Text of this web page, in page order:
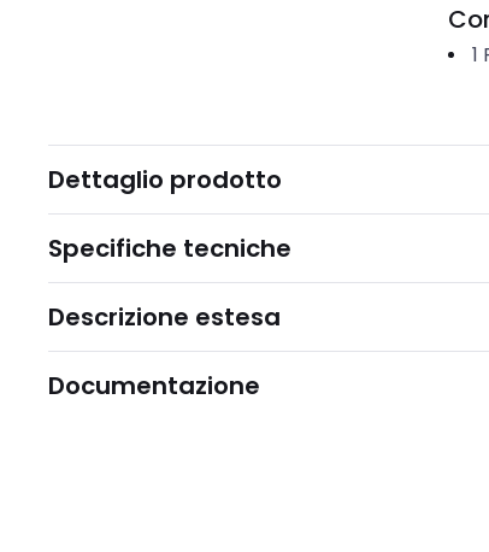
1
Dettaglio prodotto
Specifiche tecniche
Descrizione estesa
Documentazione